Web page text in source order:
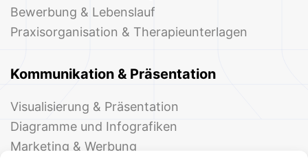
Bewerbung & Lebenslauf
Praxisorganisation & Therapieunterlagen
Kommunikation & Präsentation
Visualisierung & Präsentation
Diagramme und Infografiken
Marketing & Werbung